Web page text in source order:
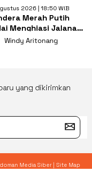
2026 | 18:50 WIB
Merah Putih
Menghiasi Jalanan,
Tradisi ini
Windy Aritonang
yang dikirimkan
Media Siber | Site Map